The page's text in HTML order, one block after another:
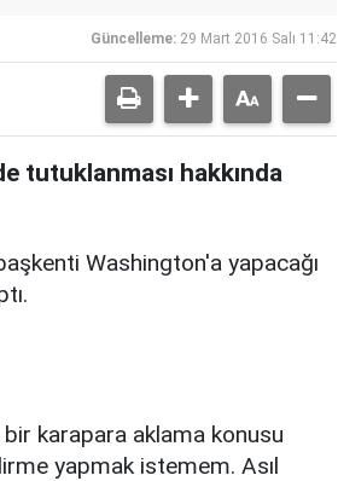
Güncelleme: 29 Mart 2016 Salı 11:42
tutuklanması hakkında
Washington'a yapacağı
karapara aklama konusu
yapmak istemem. Asıl